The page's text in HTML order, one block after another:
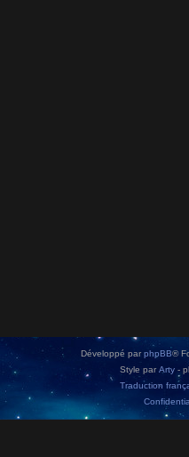
Développé par phpBB®
Style parArty -
Traduction